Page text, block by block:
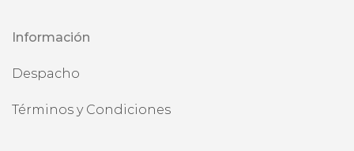
Información
Despacho
Términos y Condiciones